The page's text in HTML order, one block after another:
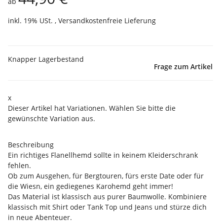
inkl. 19% USt. , Versandkostenfreie Lieferung
Knapper Lagerbestand
Frage zum Artikel
x
Dieser Artikel hat Variationen. Wählen Sie bitte die
gewünschte Variation aus.
Beschreibung
Ein richtiges Flanellhemd sollte in keinem Kleiderschrank
fehlen.
Ob zum Ausgehen, für Bergtouren, fürs erste Date oder für
die Wiesn, ein gediegenes Karohemd geht immer!
Das Material ist klassisch aus purer Baumwolle. Kombiniere
klassisch mit Shirt oder Tank Top und Jeans und stürze dich
in neue Abenteuer.